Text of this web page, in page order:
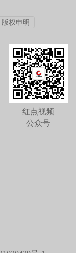
版权申明
红点视频
公众号